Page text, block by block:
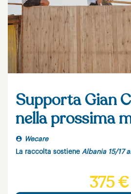
Supporta Gian
nella prossima
Wecare
La raccolta sostiene Albania 15/17
375 €